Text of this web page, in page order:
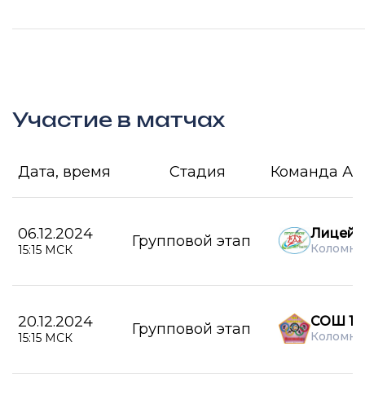
Участие в матчах
Дата, время Стадия Команда А
06.12.2024
15:15 МСК Групповой этап Лицей
Коломна
20.12.2024
15:15 МСК Групповой этап СОШ 15
Коломна